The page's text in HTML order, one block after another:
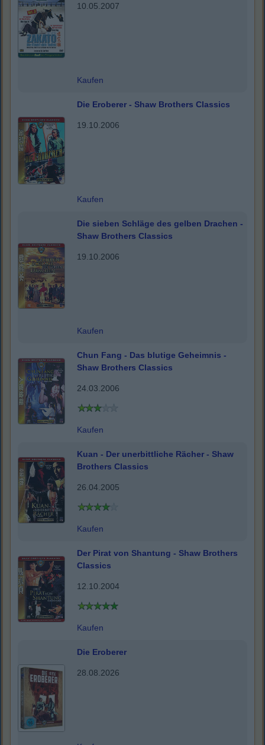
10.05.2007
Kaufen
Die Eroberer - Shaw Brothers Classics
19.10.2006
Kaufen
Die sieben Schläge des gelben Drachen -
Shaw Brothers Classics
19.10.2006
Kaufen
Chun Fang - Das blutige Geheimnis -
Shaw Brothers Classics
24.03.2006
Kaufen
Kuan - Der unerbittliche Rächer - Shaw
Brothers Classics
26.04.2005
Kaufen
Der Pirat von Shantung - Shaw Brothers
Classics
12.10.2004
Kaufen
Die Eroberer
28.08.2026